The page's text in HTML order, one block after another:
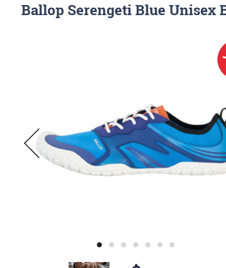
Ballop Serengeti Blue Unisex